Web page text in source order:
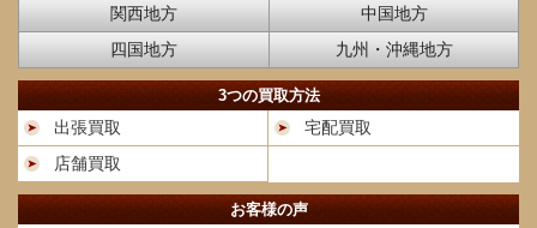
関西地方
中国地方
四国地方
九州・沖縄地方
3つの買取方法
出張買取
宅配買取
店舗買取
お客様の声